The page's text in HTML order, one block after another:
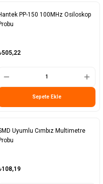
PP-150 100MHz Osiloskop
Sepete Ekle
Uyumlu Cımbız Multimetre